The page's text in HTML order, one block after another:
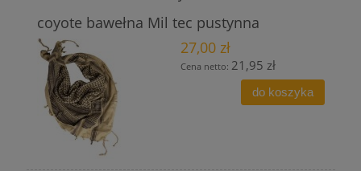
coyote bawełna Mil tec pustynna
27,00 zł
Cena netto: 21,95 zł
do koszyka